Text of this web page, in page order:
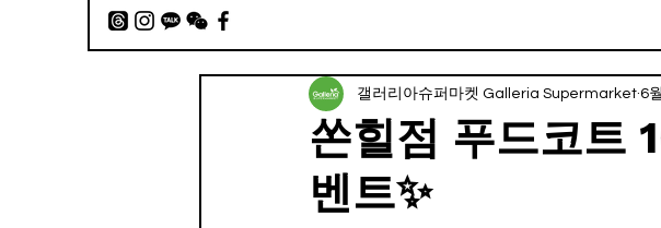
쏜힐점 푸드코트
벤트✨
갤러리아슈퍼마켓 Galleria Supermarket 6